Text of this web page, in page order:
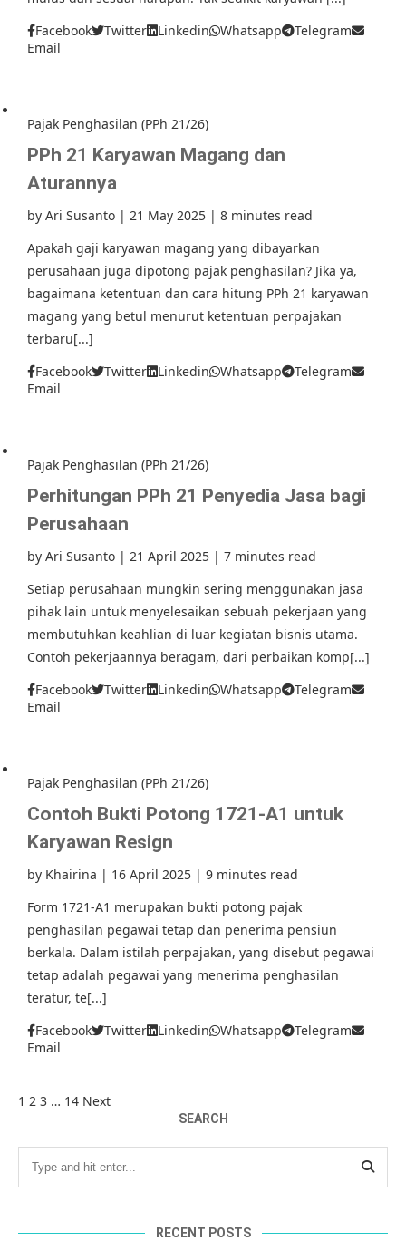
Facebook
Twitter Linkedin Whatsapp
Telegram
Email
Pajak Penghasilan (PPh 21/26)
PPh 21 Karyawan Magang dan
Aturannya
by Ari Susanto | 21 May 2025 | 8 minutes read
Apakah gaji karyawan magang yang dibayarkan
perusahaan juga dipotong pajak penghasilan? Jika ya,
bagaimana ketentuan dan cara hitung PPh 21 karyawan
magang yang betul menurut ketentuan perpajakan
terbaru[...]
Facebook
Twitter Linkedin Whatsapp
Telegram
Email
Pajak Penghasilan (PPh 21/26)
Perhitungan PPh 21 Penyedia Jasa bagi
Perusahaan
by Ari Susanto | 21 April 2025 | 7 minutes read
Setiap perusahaan mungkin sering menggunakan jasa
pihak lain untuk menyelesaikan sebuah pekerjaan yang
membutuhkan keahlian di luar kegiatan bisnis utama.
Contoh pekerjaannya beragam, dari perbaikan komp[...]
Facebook
Twitter Linkedin Whatsapp
Telegram
Email
Pajak Penghasilan (PPh 21/26)
Contoh Bukti Potong 1721-A1 untuk
Karyawan Resign
by Khairina | 16 April 2025 | 9 minutes read
Form 1721-A1 merupakan bukti potong pajak
penghasilan pegawai tetap dan penerima pensiun
berkala. Dalam istilah perpajakan, yang disebut pegawai
tetap adalah pegawai yang menerima penghasilan
teratur, te[...]
Facebook
Twitter Linkedin Whatsapp
Telegram
Email
1 2 3 … 14 Next
SEARCH
RECENT POSTS